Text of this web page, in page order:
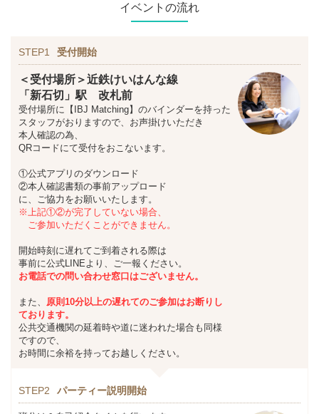
イベントの流れ
STEP1 受付開始
＜受付場所＞近鉄けいはんな線
「新石切」駅 改札前
受付場所に【IBJ Matching】のバインダーを持った
スタッフがおりますので、お声掛けいただき
本人確認の為、
QRコードにて受付をおこないます。
①公式アプリのダウンロード
②本人確認書類の事前アップロード
に、ご協力をお願いいたします。
※上記①②が完了していない場合、
ご参加いただくことができません。
開始時刻に遅れてご到着される際は
事前に公式LINEより、ご一報ください。
お電話での問い合わせ窓口はございません。
また、 原則10分以上の遅れてのご参加はお断りし
ております。
公共交通機関の延着時や道に迷われた場合も同様
ですので、
お時間に余裕を持ってお越しください。
STEP2 パーティー説明開始